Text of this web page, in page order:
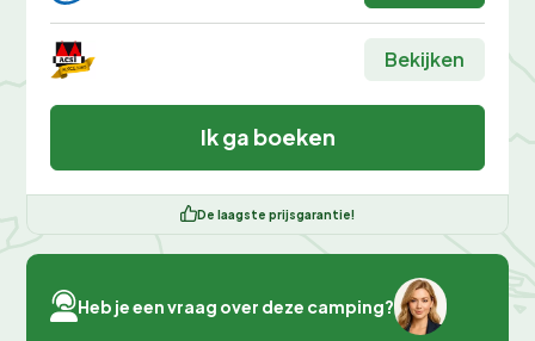
Bekijken
Ik ga boeken
De laagste prijsgarantie!
Heb je een vraag over deze camping?